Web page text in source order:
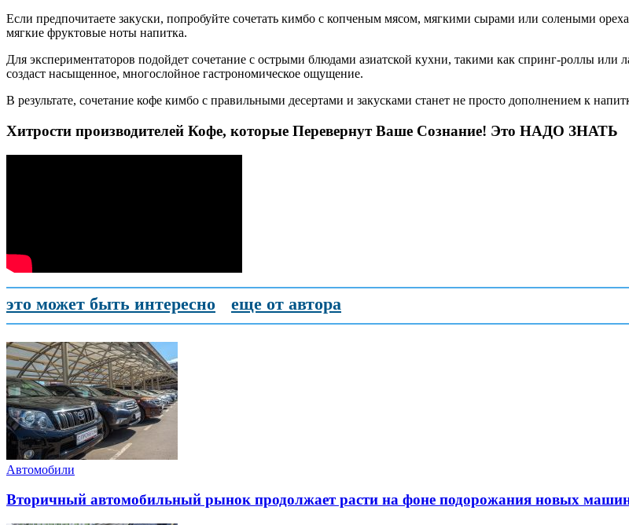
Если предпочитаете закуски, попробуйте сочетать кимбо с копченым мясом, мягкими сырами или солеными
мягкие фруктовые ноты напитка.
Для экспериментаторов подойдет сочетание с острыми блюдами азиатской кухни, такими как спринг-роллы
создаст насыщенное, многослойное гастрономическое ощущение.
В результате, сочетание кофе кимбо с правильными десертами и закусками станет не просто дополнением к
Хитрости производителей Кофе, которые Перевернут Ваше Сознание! Это НАДО ЗНАТЬ
это может быть интересно еще от автора
Автомобили
Вторичный автомобильный рынок продолжает расти на фоне подорожания новых